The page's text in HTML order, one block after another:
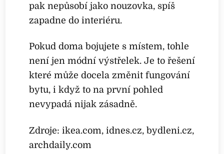
pak nepůsobí jako nouzovka, spíš
zapadne do interiéru.
Pokud doma bojujete s místem, tohle
není jen módní výstřelek. Je to řešení
které může docela změnit fungování
bytu, i když to na první pohled
nevypadá nijak zásadně.
Zdroje: ikea.com, idnes.cz, bydleni.cz,
archdaily.com